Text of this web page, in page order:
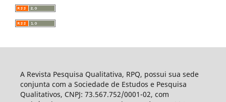
A Revista Pesquisa Qualitativa, RPQ, possui sua sede
conjunta com a Sociedade de Estudos e Pesquisa
Qualitativos, CNPJ: 73.567.752/0001-02, com